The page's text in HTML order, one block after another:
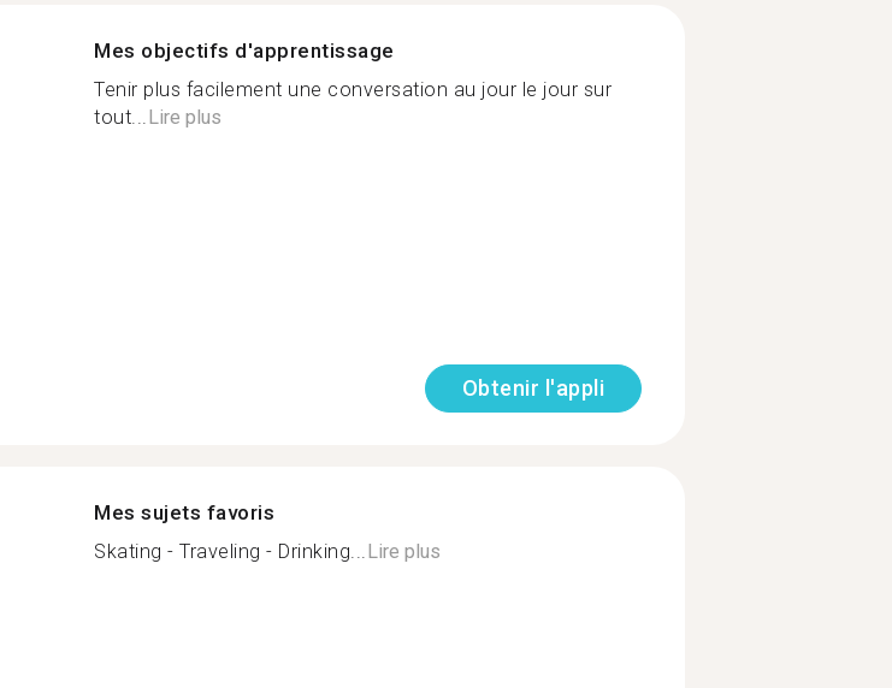
Mes objectifs d'apprentissage
Tenir plus facilement une conversation au jour le jour sur
tout...Lire plus
Obtenir l'appli
Mes sujets favoris
Skating - Traveling - Drinking...Lire plus